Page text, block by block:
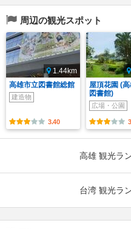
周辺の観光スポット
1.44km
高雄市立図書館総館
建造物
3.40
屋頂花園 (
図書館)
広場・公園
高雄 観光ラ
台湾 観光ラ